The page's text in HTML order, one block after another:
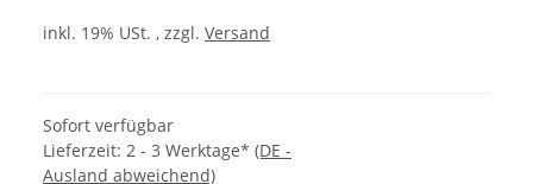
inkl. 19% USt. , zzgl. Versand
Sofort verfügbar
Lieferzeit: 2 - 3 Werktage* (DE -
Ausland abweichend)